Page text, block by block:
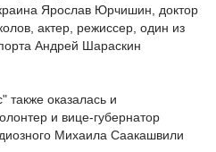
Ярослав Юрчишин, доктор
актер, режиссер, один из
Андрей Шараскин
также оказалась и
и вице-губернатор
Михаила Саакашвили